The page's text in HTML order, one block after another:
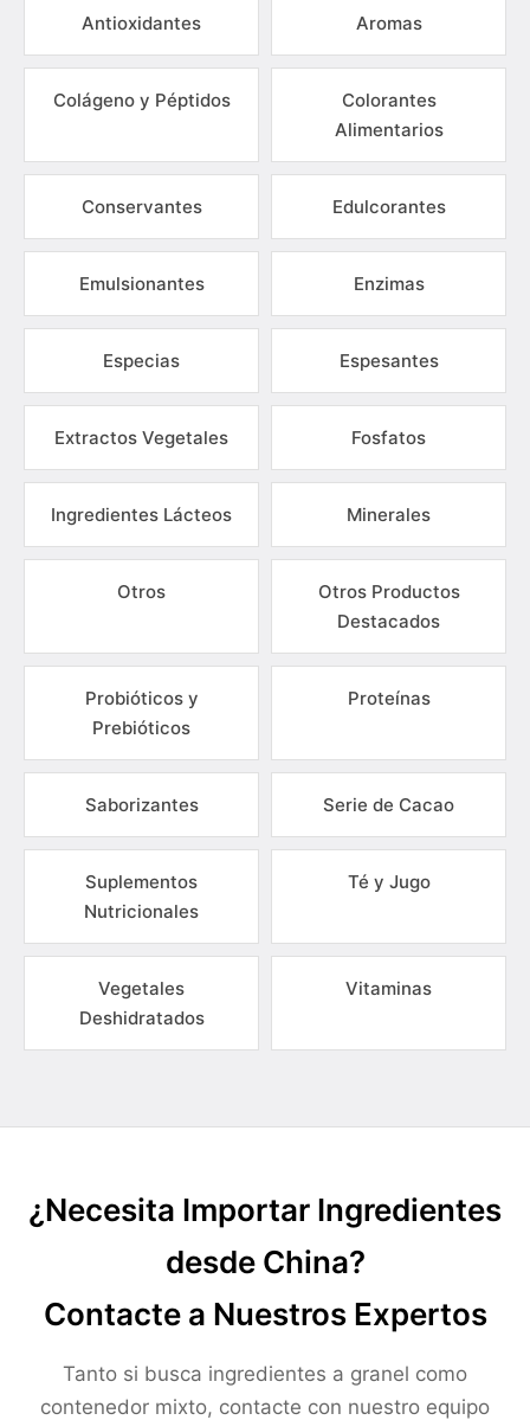
Antioxidantes Aromas
Colágeno y Péptidos
Colorantes
Alimentarios
Conservantes Edulcorantes
Emulsionantes Enzimas
Especias Espesantes
Extractos Vegetales Fosfatos
Ingredientes Lácteos Minerales
Otros
Otros Productos
Destacados
Probióticos y
Prebióticos
Proteínas
Saborizantes Serie de Cacao
Suplementos
Nutricionales
Té y Jugo
Vegetales
Deshidratados
Vitaminas
¿Necesita Importar Ingredientes
desde China?
Contacte a Nuestros Expertos
Tanto si busca ingredientes a granel como
contenedor mixto, contacte con nuestro equipo